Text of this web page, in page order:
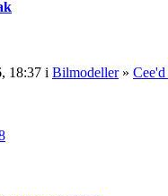
18:37 i Bilmodeller»